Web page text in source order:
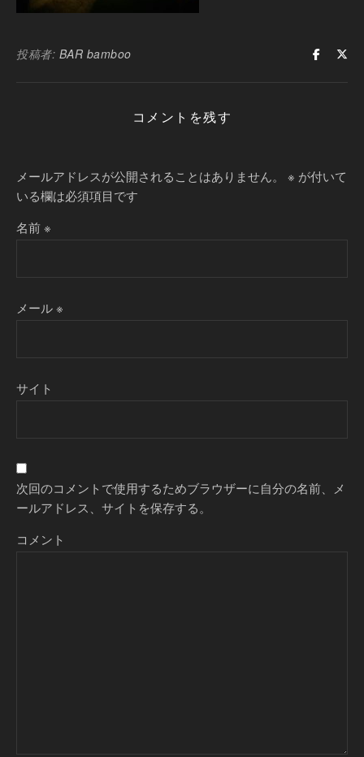
投稿者: BAR bamboo
コメントを残す
メールアドレスが公開されることはありません。 ※ が付いて
いる欄は必須項目です
名前※
メール※
サイト
次回のコメントで使用するためブラウザーに自分の名前、メ
ールアドレス、サイトを保存する。
コメント